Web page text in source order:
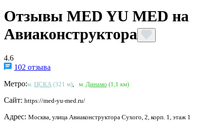
Отзывы MED YU MED на
Авиаконструктора
4.6
102 отзыва
Метро:м. ЦСКА (321 м) м. Динамо (1,1 км)
Сайт: https://med-yu-med.ru/
Адрес: Москва, улица Авиаконструктора Сухого, 2, корп. 1, этаж 1